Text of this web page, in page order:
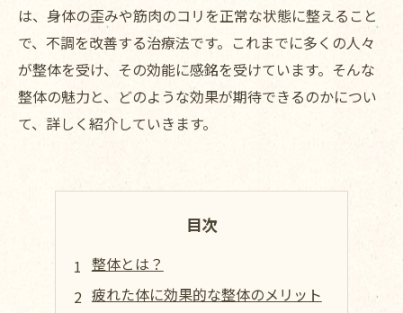
は、身体の歪みや筋肉のコリを正常な状態に整えること
で、不調を改善する治療法です。これまでに多くの人々
が整体を受け、その効能に感銘を受けています。そんな
整体の魅力と、どのような効果が期待できるのかについ
て、詳しく紹介していきます。
目次
整体とは？
疲れた体に効果的な整体のメリット